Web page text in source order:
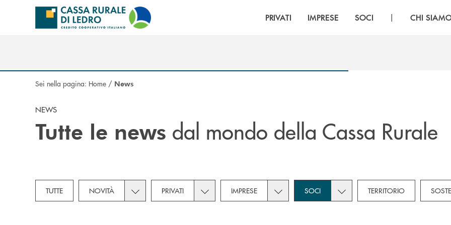
Salta al contenuto principale
PRIVATI IMPRESE SOCI | CHI
Sei nella pagina: Home / News
NEWS
Tutte le news dal mondo della Cassa Rurale
TUTTE NOVITÀ Toggle subcategories dropdown for Novità
PRIVATI Toggle subcategories dropdown for Privati
IMPRESE Toggle subcategories dropdown for Imprese
SOCI Toggle subcategories dropdown
TERRITORIO